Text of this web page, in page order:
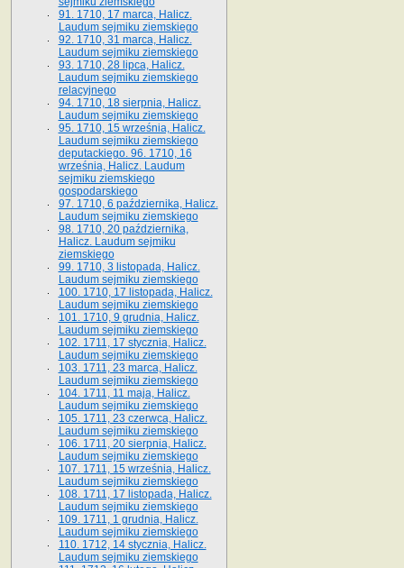
91. 1710, 17 marca, Halicz.
Laudum sejmiku ziemskiego
92. 1710, 31 marca, Halicz.
Laudum sejmiku ziemskiego
93. 1710, 28 lipca, Halicz.
Laudum sejmiku ziemskiego
relacyjnego
94. 1710, 18 sierpnia, Halicz.
Laudum sejmiku ziemskiego
95. 1710, 15 września, Halicz.
Laudum sejmiku ziemskiego
deputackiego. 96. 1710, 16
września, Halicz. Laudum
sejmiku ziemskiego
gospodarskiego
97. 1710, 6 października, Halicz.
Laudum sejmiku ziemskiego
98. 1710, 20 października,
Halicz. Laudum sejmiku
ziemskiego
99. 1710, 3 listopada, Halicz.
Laudum sejmiku ziemskiego
100. 1710, 17 listopada, Halicz.
Laudum sejmiku ziemskiego
101. 1710, 9 grudnia, Halicz.
Laudum sejmiku ziemskiego
102. 1711, 17 stycznia, Halicz.
Laudum sejmiku ziemskiego
103. 1711, 23 marca, Halicz.
Laudum sejmiku ziemskiego
104. 1711, 11 maja, Halicz.
Laudum sejmiku ziemskiego
105. 1711, 23 czerwca, Halicz.
Laudum sejmiku ziemskiego
106. 1711, 20 sierpnia, Halicz.
Laudum sejmiku ziemskiego
107. 1711, 15 września, Halicz.
Laudum sejmiku ziemskiego
108. 1711, 17 listopada, Halicz.
Laudum sejmiku ziemskiego
109. 1711, 1 grudnia, Halicz.
Laudum sejmiku ziemskiego
110. 1712, 14 stycznia, Halicz.
Laudum sejmiku ziemskiego